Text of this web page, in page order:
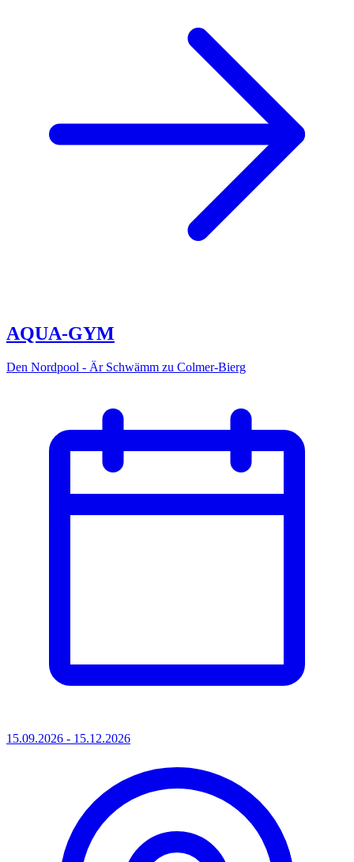
AQUA-GYM
Den Nordpool - Är Schwämm zu Colmer-Bierg
15.09.2026 - 15.12.2026